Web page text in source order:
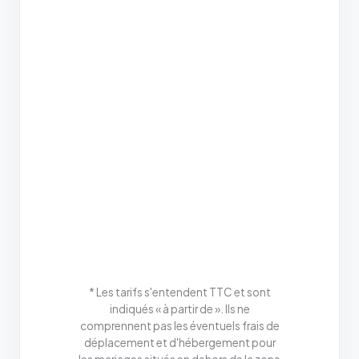
* Les tarifs s'entendent TTC et sont
indiqués « à partir de ». Ils ne
comprennent pas les éventuels frais de
déplacement et d'hébergement pour